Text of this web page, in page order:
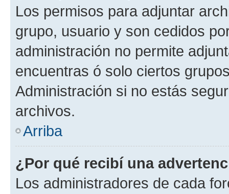
Los permisos para adjuntar
grupo, usuario y son cedidos
administración no permite
encuentras ó solo ciertos
Administración si no estás
archivos.
Arriba
¿Por qué recibí una
Los administradores de cada